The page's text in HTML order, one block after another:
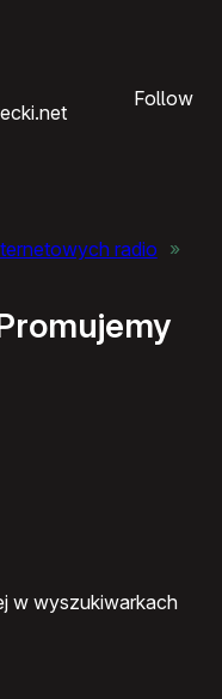
Follow
radio »
w wyszukiwarkach